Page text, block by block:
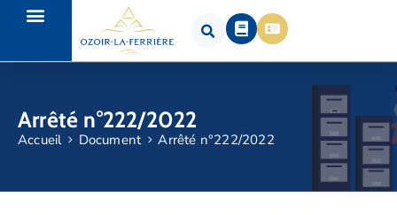
Arrêté n°222/2022
Accueil Document Arrêté n°222/2022